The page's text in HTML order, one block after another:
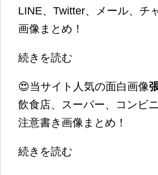
LINE、Twitter、メール、チ
画像まとめ！
続きを読む
😍当サイト人気の面白画像
飲食店、スーパー、コンビ
注意書き画像まとめ！
続きを読む